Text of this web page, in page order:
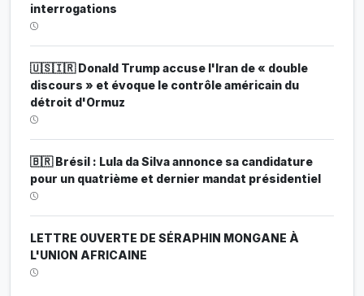
interrogations
🇺🇸🇮🇷 Donald Trump accuse l'Iran de « double
discours » et évoque le contrôle américain du
détroit d'Ormuz
🇧🇷 Brésil : Lula da Silva annonce sa candidature
pour un quatrième et dernier mandat présidentiel
LETTRE OUVERTE DE SÉRAPHIN MONGANE À
L'UNION AFRICAINE